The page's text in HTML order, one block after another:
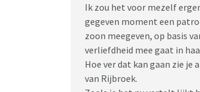
Ik zou het voor mezelf
gegeven moment een
zoon meegeven, op basis
verliefdheid mee gaat in
Hoe ver dat kan gaan zie je
van Rijbroek.